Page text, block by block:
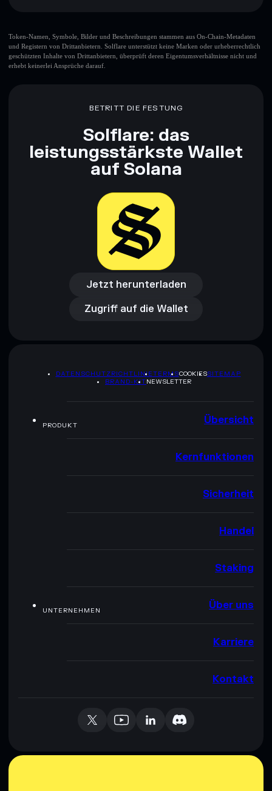
Token-Namen, Symbole, Bilder und Beschreibungen stammen aus On-Chain-Metadaten
und Registern von Drittanbietern. Solflare unterstützt keine Marken oder urheberrechtlich
geschützten Inhalte von Drittanbietern, überprüft deren Eigentumsverhältnisse nicht und
erhebt keinerlei Ansprüche darauf.
BETRITT DIE FESTUNG
Solflare: das
leistungsstärkste Wallet
auf Solana
Jetzt herunterladen
Jetzt herunterladen
Zugriff auf die Wallet
Zugriff auf die Wallet
DATENSCHUTZRICHTLINIETERMSCOOKIESSITEMAP
BRAND-KITNEWSLETTER
PRODUKT Übersicht
Kernfunktionen
Sicherheit
Handel
Staking
UNTERNEHMEN Über uns
Karriere
Kontakt